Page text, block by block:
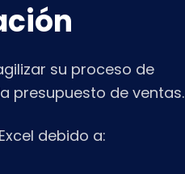
su proceso de
presupuesto de ventas.
debido a: